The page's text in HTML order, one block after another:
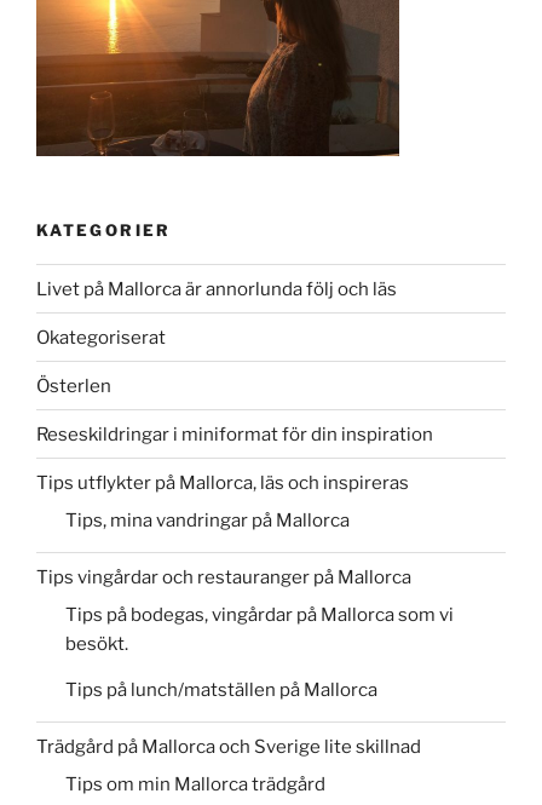
KATEGORIER
Livet på Mallorca är annorlunda följ och läs
Okategoriserat
Österlen
Reseskildringar i miniformat för din inspiration
Tips utflykter på Mallorca, läs och inspireras
Tips, mina vandringar på Mallorca
Tips vingårdar och restauranger på Mallorca
Tips på bodegas, vingårdar på Mallorca som vi
besökt.
Tips på lunch/matställen på Mallorca
Trädgård på Mallorca och Sverige lite skillnad
Tips om min Mallorca trädgård